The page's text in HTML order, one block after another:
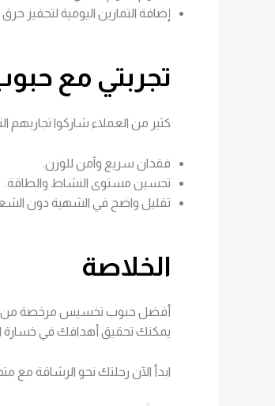
إضافة التمارين اليومية لتحفيز
تجربتي مع
كثير من العملاء شاركوا تجاربهم
فقدان سريع وآمن للوزن.
تحسين مستوى النشاط والطاقة.
تقليل واضح في الشهية دون
الخلاصة
أفضل حبوب تخسيس مرخصة من وزارة الصحة 10 كيلو في أسبوع ليست حلماً بعيد المنال إذا اخترت
يمكنك تحقيق أهدافك في خسارة
ابدأ الآن رحلتك نحو الرشاقة مع